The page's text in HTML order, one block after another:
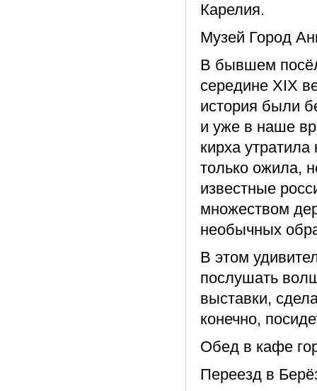
Карелия.
Музей Город
В бывшем
середине XIX
история были
и уже в наше
кирха
только ожила,
известные
множеством
необычных
В этом
послушать
выставки,
конечно,
Обед в кафе
Переезд в